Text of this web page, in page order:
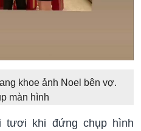
khoe ảnh Noel bên vợ.
màn hình
khi đứng chụp hình